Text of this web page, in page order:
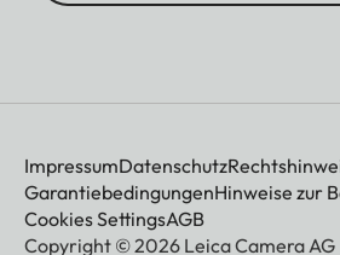
ImpressumDatenschutz
GarantiebedingungenHinweise zur
Cookies SettingsAGB
Copyright © 2026 Leica Camera AG